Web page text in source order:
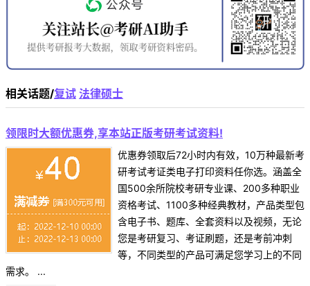
相关话题/复试 法律硕士
领限时大额优惠券,享本站正版考研考试资料!
优惠券领取后72小时内有效，10万种最新考
研考试考证类电子打印资料任你选。涵盖全
国500余所院校考研专业课、200多种职业
资格考试、1100多种经典教材，产品类型包
含电子书、题库、全套资料以及视频，无论
您是考研复习、考证刷题，还是考前冲刺
等，不同类型的产品可满足您学习上的不同
需求。 ...